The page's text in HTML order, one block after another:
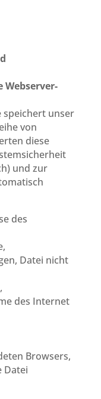
speichert unser
von
diese
und zur
des
Datei nicht
des Internet
Browsers,
Datei